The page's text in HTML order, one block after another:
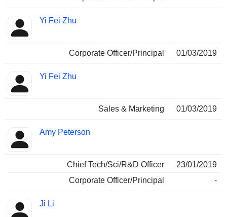
Yi Fei Zhu
Corporate Officer/Principal 01/03/2019
Yi Fei Zhu
Sales & Marketing 01/03/2019
Amy Peterson
Chief Tech/Sci/R&D Officer
23/01/2019
Corporate Officer/Principal
-
Ji Li